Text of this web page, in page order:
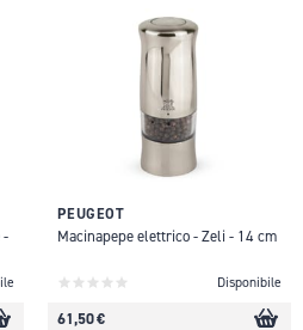
-
PEUGEOT
Macinapepe elettrico - Zeli - 14 cm
Disponibile
61,50 €